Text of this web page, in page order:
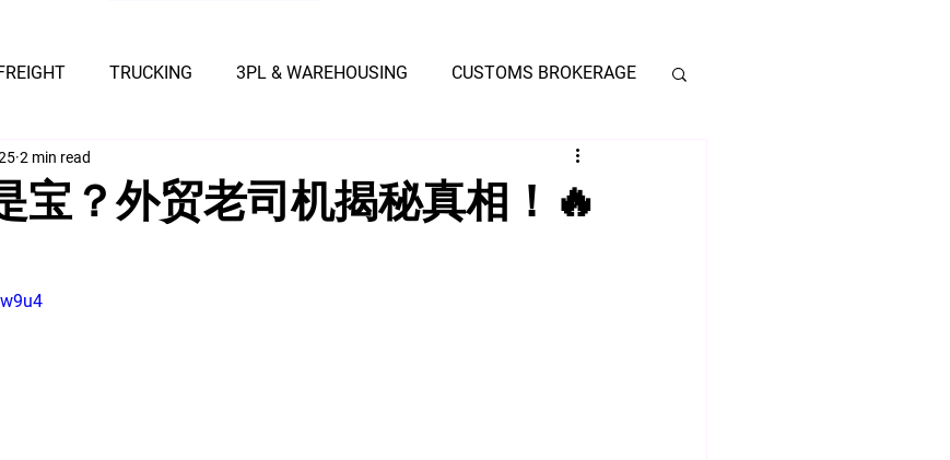
TRUCKING 3PL & WAREHOUSING CUSTOMS BROKERAGE
宝？外贸老司机揭秘真相！🔥
2 min read